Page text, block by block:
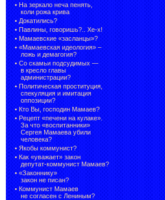
• На зеркало неча пенять,
коли рожа крива
• Докатились?
• Павлины, говоришь?.. Хе-х!
• Мамаевские «засланцы»?
• «Мамаевская идеология» –
ложь и демагогия?
• Со скамьи подсудимых —
в кресло главы
администрации?
• Политическая проституция,
спекуляция и имитация
оппозиции?
• Кто Вы, господин Мамаев?
• Рецепт «печени на кулаке».
За что «воспитанники»
Сергея Мамаева убили
человека?
• Якобы коммунист?
• Как «уважает» закон
депутат-коммунист Мамаев?
• «Законнику»
закон не писан?
• Коммунист Мамаев
не согласен с Лениным?